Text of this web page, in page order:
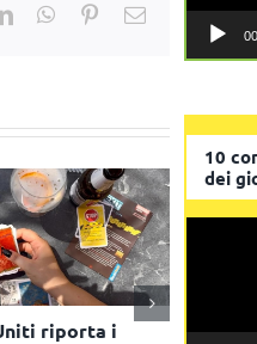
LinkedInWhatsApp
PinterestEmail
la
Giochi Uniti
10
dei